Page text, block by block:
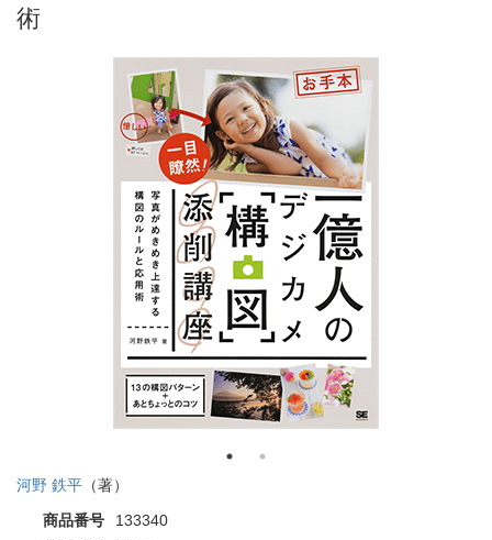
術
河野 鉄平 （著）
商品番号
133340